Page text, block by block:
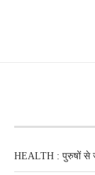
HEALTH : पुरुषों से